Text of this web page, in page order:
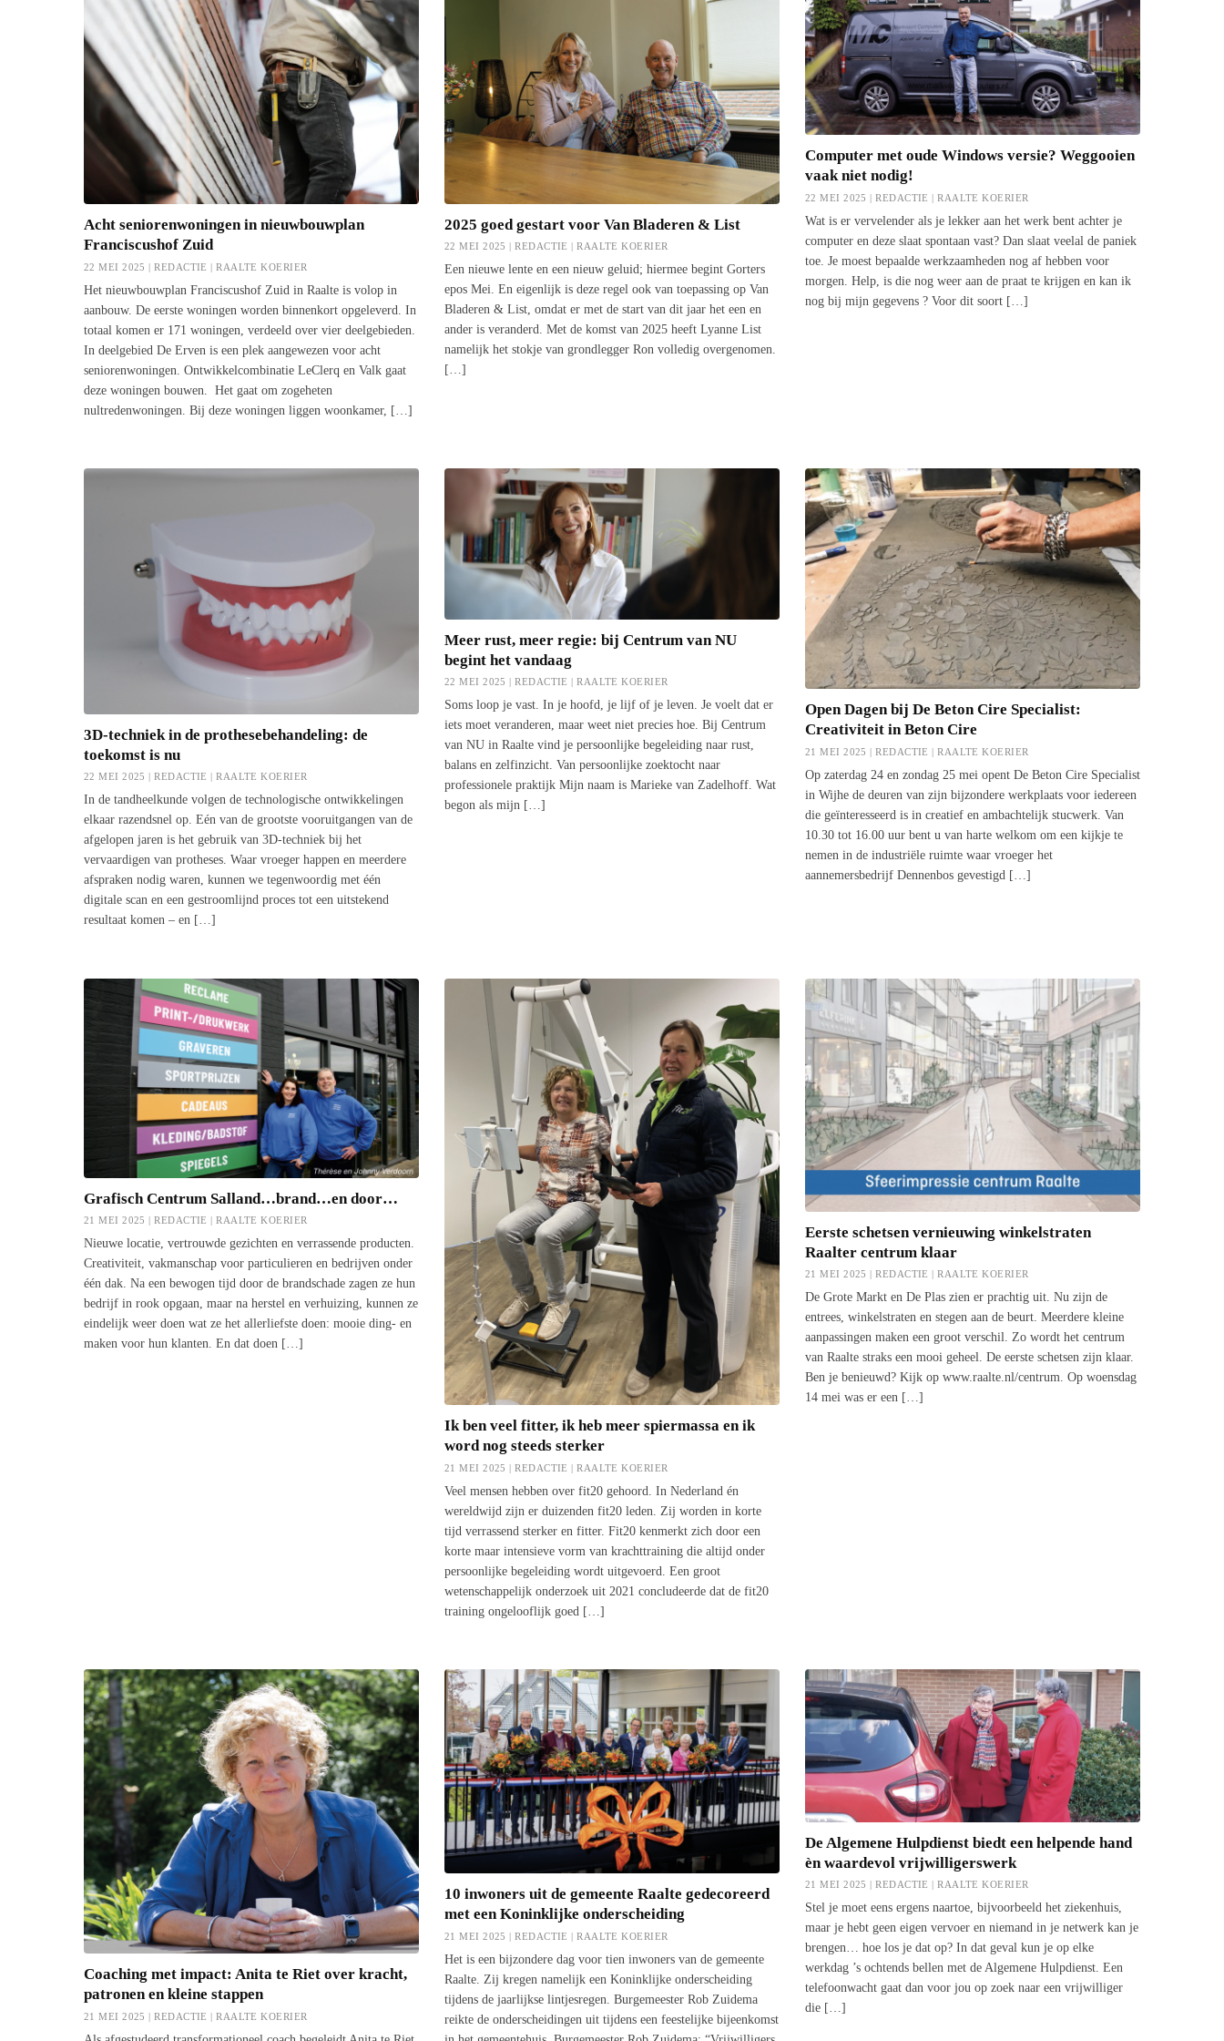
Acht seniorenwoningen in nieuwbouwplan
Franciscushof Zuid
22 MEI 2025 | REDACTIE |RAALTE KOERIER
Het nieuwbouwplan Franciscushof Zuid in Raalte is volop in
aanbouw. De eerste woningen worden binnenkort opgeleverd. In
totaal komen er 171 woningen, verdeeld over vier deelgebieden.
In deelgebied De Erven is een plek aangewezen voor acht
seniorenwoningen. Ontwikkelcombinatie LeClerq en Valk gaat
deze woningen bouwen. Het gaat om zogeheten
nultredenwoningen. Bij deze woningen liggen woonkamer, […]
2025 goed gestart voor Van Bladeren & List
22 MEI 2025 | REDACTIE |RAALTE KOERIER
Een nieuwe lente en een nieuw geluid; hiermee begint Gorters
epos Mei. En eigenlijk is deze regel ook van toepassing op Van
Bladeren & List, omdat er met de start van dit jaar het een en
ander is veranderd. Met de komst van 2025 heeft Lyanne List
namelijk het stokje van grondlegger Ron volledig overgenomen.
[…]
Computer met oude Windows versie? Weggooien
vaak niet nodig!
22 MEI 2025 | REDACTIE |RAALTE KOERIER
Wat is er vervelender als je lekker aan het werk bent achter je
computer en deze slaat spontaan vast? Dan slaat veelal de paniek
toe. Je moest bepaalde werkzaamheden nog af hebben voor
morgen. Help, is die nog weer aan de praat te krijgen en kan ik
nog bij mijn gegevens ? Voor dit soort […]
3D-techniek in de prothesebehandeling: de
toekomst is nu
22 MEI 2025 | REDACTIE |RAALTE KOERIER
In de tandheelkunde volgen de technologische ontwikkelingen
elkaar razendsnel op. Eén van de grootste vooruitgangen van de
afgelopen jaren is het gebruik van 3D-techniek bij het
vervaardigen van protheses. Waar vroeger happen en meerdere
afspraken nodig waren, kunnen we tegenwoordig met één
digitale scan en een gestroomlijnd proces tot een uitstekend
resultaat komen – en […]
Meer rust, meer regie: bij Centrum van NU
begint het vandaag
22 MEI 2025 | REDACTIE |RAALTE KOERIER
Soms loop je vast. In je hoofd, je lijf of je leven. Je voelt dat er
iets moet veranderen, maar weet niet precies hoe. Bij Centrum
van NU in Raalte vind je persoonlijke begeleiding naar rust,
balans en zelfinzicht. Van persoonlijke zoektocht naar
professionele praktijk Mijn naam is Marieke van Zadelhoff. Wat
begon als mijn […]
Open Dagen bij De Beton Cire Specialist:
Creativiteit in Beton Cire
21 MEI 2025 | REDACTIE |RAALTE KOERIER
Op zaterdag 24 en zondag 25 mei opent De Beton Cire Specialist
in Wijhe de deuren van zijn bijzondere werkplaats voor iedereen
die geïnteresseerd is in creatief en ambachtelijk stucwerk. Van
10.30 tot 16.00 uur bent u van harte welkom om een kijkje te
nemen in de industriële ruimte waar vroeger het
aannemersbedrijf Dennenbos gevestigd […]
Grafisch Centrum Salland…brand…en door…
21 MEI 2025 | REDACTIE |RAALTE KOERIER
Nieuwe locatie, vertrouwde gezichten en verrassende producten.
Creativiteit, vakmanschap voor particulieren en bedrijven onder
één dak. Na een bewogen tijd door de brandschade zagen ze hun
bedrijf in rook opgaan, maar na herstel en verhuizing, kunnen ze
eindelijk weer doen wat ze het allerliefste doen: mooie ding- en
maken voor hun klanten. En dat doen […]
Ik ben veel fitter, ik heb meer spiermassa en ik
word nog steeds sterker
21 MEI 2025 | REDACTIE |RAALTE KOERIER
Veel mensen hebben over fit20 gehoord. In Nederland én
wereldwijd zijn er duizenden fit20 leden. Zij worden in korte
tijd verrassend sterker en fitter. Fit20 kenmerkt zich door een
korte maar intensieve vorm van krachttraining die altijd onder
persoonlijke begeleiding wordt uitgevoerd. Een groot
wetenschappelijk onderzoek uit 2021 concludeerde dat de fit20
training ongelooflijk goed […]
Eerste schetsen vernieuwing winkelstraten
Raalter centrum klaar
21 MEI 2025 | REDACTIE |RAALTE KOERIER
De Grote Markt en De Plas zien er prachtig uit. Nu zijn de
entrees, winkelstraten en stegen aan de beurt. Meerdere kleine
aanpassingen maken een groot verschil. Zo wordt het centrum
van Raalte straks een mooi geheel. De eerste schetsen zijn klaar.
Ben je benieuwd? Kijk op www.raalte.nl/centrum. Op woensdag
14 mei was er een […]
Coaching met impact: Anita te Riet over kracht,
patronen en kleine stappen
21 MEI 2025 | REDACTIE |RAALTE KOERIER
10 inwoners uit de gemeente Raalte gedecoreerd
met een Koninklijke onderscheiding
21 MEI 2025 | REDACTIE |RAALTE KOERIER
Het is een bijzondere dag voor tien inwoners van de gemeente
Raalte. Zij kregen namelijk een Koninklijke onderscheiding
tijdens de jaarlijkse lintjesregen. Burgemeester Rob Zuidema
reikte de onderscheidingen uit tijdens een feestelijke bijeenkomst
De Algemene Hulpdienst biedt een helpende hand
èn waardevol vrijwilligerswerk
21 MEI 2025 | REDACTIE |RAALTE KOERIER
Stel je moet eens ergens naartoe, bijvoorbeeld het ziekenhuis,
maar je hebt geen eigen vervoer en niemand in je netwerk kan je
brengen… hoe los je dat op? In dat geval kun je op elke
werkdag ’s ochtends bellen met de Algemene Hulpdienst. Een
telefoonwacht gaat dan voor jou op zoek naar een vrijwilliger
die […]